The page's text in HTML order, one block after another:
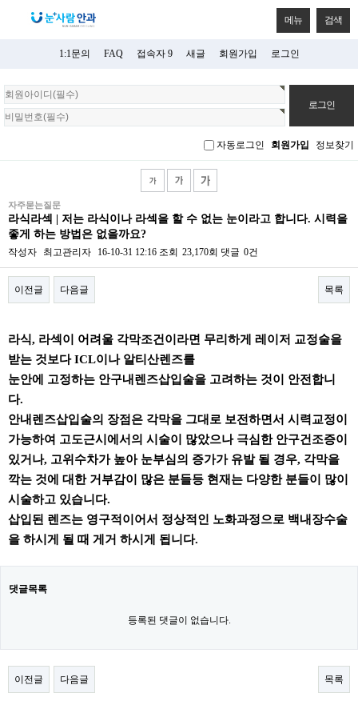
메뉴 검색
1:1문의 FAQ 접속자 9 새글 회원가입 로그인
회
원
로
자동로그인 회원가입 정보찾기
자주묻는질문
라식라섹 | 저는 라식이나 라섹을 할 수 없는 눈이라고 합니다. 시력을
좋게 하는 방법은 없을까요?
작성자 최고관리자 16-10-31 12:16 조회 23,170회 댓글 0건
이전글 다음글 목록
라식, 라섹이 어려울 각막조건이라면 무리하게 레이저 교정술을
받는 것보다 ICL이나 알티산렌즈를
눈안에 고정하는 안구내렌즈삽입술을 고려하는 것이 안전합니
다.
안내렌즈삽입술의 장점은 각막을 그대로 보전하면서 시력교정이
가능하여 고도근시에서의 시술이 많았으나 극심한 안구건조증이
있거나, 고위수차가 높아 눈부심의 증가가 유발 될 경우, 각막을
깍는 것에 대한 거부감이 많은 분들등 현재는 다양한 분들이 많이
시술하고 있습니다.
삽입된 렌즈는 영구적이어서 정상적인 노화과정으로 백내장수술
을 하시게 될 때 게거 하시게 됩니다.
댓글목록
등록된 댓글이 없습니다.
이전글 다음글 목록